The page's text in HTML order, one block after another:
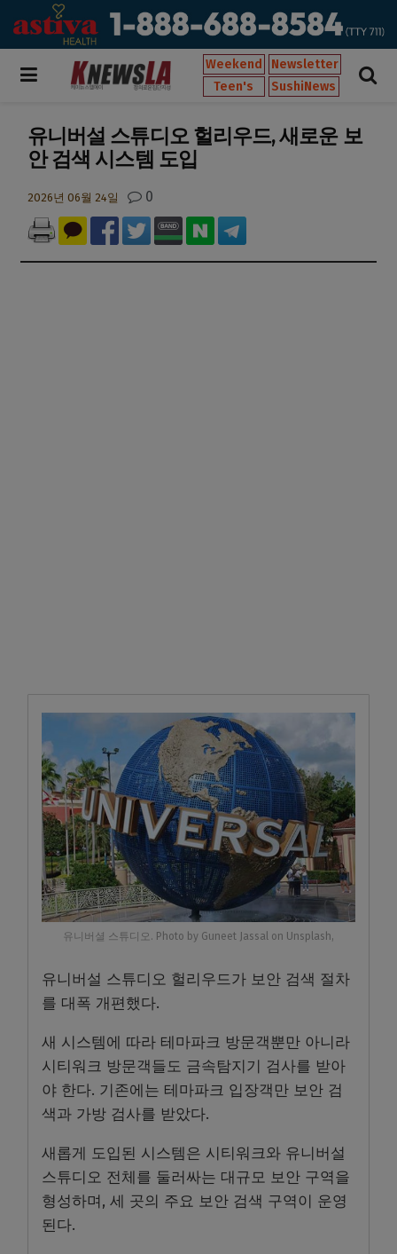
Weekend
Newsletter
Teen's
SushiNews
유니버설 스튜디오 헐리우드, 새로운 보
안 검색 시스템 도입
2026년 06월 24일 0
유니버셜 스튜디오. Photo by Guneet Jassal on Unsplash,
유니버설 스튜디오 헐리우드가 보안 검색 절차
를 대폭 개편했다.
새 시스템에 따라 테마파크 방문객뿐만 아니라
시티워크 방문객들도 금속탐지기 검사를 받아
야 한다. 기존에는 테마파크 입장객만 보안 검
색과 가방 검사를 받았다.
새롭게 도입된 시스템은 시티워크와 유니버설
스튜디오 전체를 둘러싸는 대규모 보안 구역을
형성하며, 세 곳의 주요 보안 검색 구역이 운영
된다.